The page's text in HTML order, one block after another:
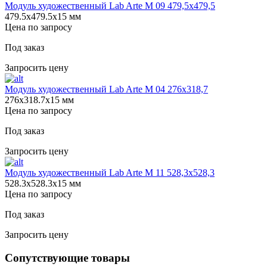
Модуль художественный Lab Arte М 09 479,5х479,5
479.5х479.5х15 мм
Цена по запросу
Под заказ
Запросить цену
Модуль художественный Lab Arte М 04 276х318,7
276х318.7х15 мм
Цена по запросу
Под заказ
Запросить цену
Модуль художественный Lab Arte М 11 528,3х528,3
528.3х528.3х15 мм
Цена по запросу
Под заказ
Запросить цену
Сопутствующие товары